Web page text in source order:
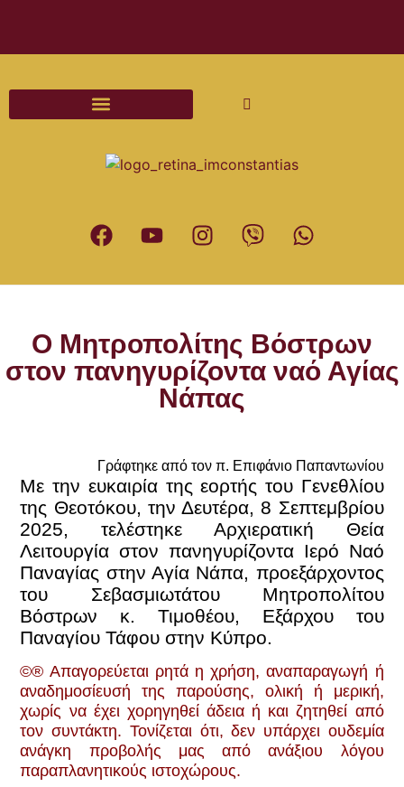
Ο Μητροπολίτης Βόστρων
στον πανηγυρίζοντα ναό Αγίας
Νάπας
Γράφτηκε από τον π. Επιφάνιο Παπαντωνίου
Με την ευκαιρία της εορτής του Γενεθλίου
της Θεοτόκου, την Δευτέρα, 8 Σεπτεμβρίου
2025, τελέστηκε Αρχιερατική Θεία
Λειτουργία στον πανηγυρίζοντα Ιερό Ναό
Παναγίας στην Αγία Νάπα, προεξάρχοντος
του Σεβασμιωτάτου Μητροπολίτου
Βόστρων κ. Τιμοθέου, Εξάρχου του
Παναγίου Τάφου στην Κύπρο.
©® Απαγορεύεται ρητά η χρήση, αναπαραγωγή ή
αναδημοσίευσή της παρούσης, ολική ή μερική,
χωρίς να έχει χορηγηθεί άδεια ή και ζητηθεί από
τον συντάκτη. Τονίζεται ότι, δεν υπάρχει ουδεμία
ανάγκη προβολής μας από ανάξιoυ λόγου
παραπλανητικούς ιστοχώρους.